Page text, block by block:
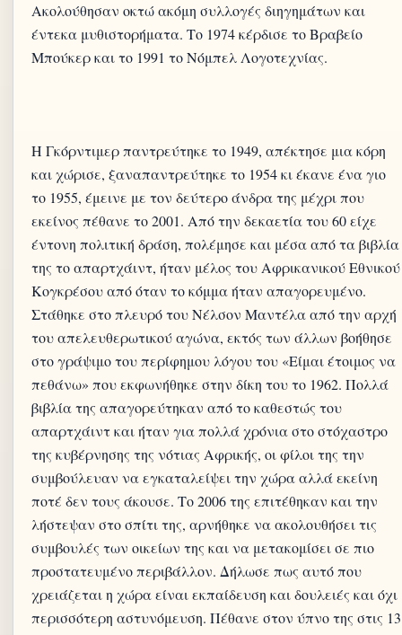
Ακολούθησαν οκτώ ακόμη συλλογές διηγημάτων και
έντεκα μυθιστορήματα. Το 1974 κέρδισε το Βραβείο
Η Γκόρντιμερ παντρεύτηκε το 1949, απέκτησε μια κόρη
και χώρισε, ξαναπαντρεύτηκε το 1954 κι έκανε ένα γιο
το 1955, έμεινε με τον δεύτερο άνδρα της μέχρι που
εκείνος πέθανε το 2001. Από την δεκαετία του 60 είχε
έντονη πολιτική δράση, πολέμησε και μέσα από τα βιβλία
της το απαρτχάιντ, ήταν μέλος του Αφρικανικού Εθνικού
Κογκρέσου από όταν το κόμμα ήταν απαγορευμένο.
Στάθηκε στο πλευρό του Νέλσον Μαντέλα από την αρχή
του απελευθερωτικού αγώνα, εκτός των άλλων βοήθησε
στο γράψιμο του περίφημου λόγου του «Είμαι έτοιμος να
πεθάνω» που εκφωνήθηκε στην δίκη του το 1962. Πολλά
βιβλία της απαγορεύτηκαν από το καθεστώς του
απαρτχάιντ και ήταν για πολλά χρόνια στο στόχαστρο
της κυβέρνησης της νότιας Αφρικής, οι φίλοι της την
συμβούλευαν να εγκαταλείψει την χώρα αλλά εκείνη
ποτέ δεν τους άκουσε. Το 2006 της επιτέθηκαν και την
λήστεψαν στο σπίτι της, αρνήθηκε να ακολουθήσει τις
συμβουλές των οικείων της και να μετακομίσει σε πιο
προστατευμένο περιβάλλον. Δήλωσε πως αυτό που
χρειάζεται η χώρα είναι εκπαίδευση και δουλειές και όχι
περισσότερη αστυνόμευση. Πέθανε στον ύπνο της στις 13